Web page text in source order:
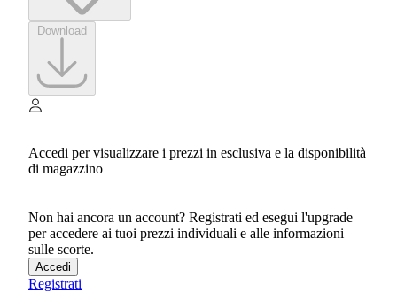
Accedi per visualizzare i prezzi in esclusiva e la disponibilità
di magazzino
Non hai ancora un account? Registrati ed esegui l'upgrade
per accedere ai tuoi prezzi individuali e alle informazioni
sulle scorte.
Accedi
Registrati